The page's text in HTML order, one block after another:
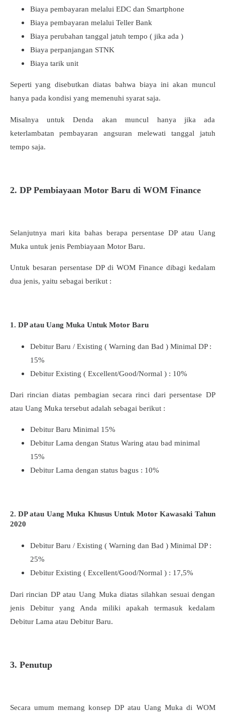
Biaya pembayaran melalui EDC dan Smartphone
Biaya pembayaran melalui Teller Bank
Biaya perubahan tanggal jatuh tempo ( jika ada )
Biaya perpanjangan STNK
Biaya tarik unit
Seperti yang disebutkan diatas bahwa biaya ini akan muncul
hanya pada kondisi yang memenuhi syarat saja.
Misalnya untuk Denda akan muncul hanya jika ada
keterlambatan pembayaran angsuran melewati tanggal jatuh
tempo saja.
2. DP Pembiayaan Motor Baru di WOM Finance
Selanjutnya mari kita bahas berapa persentase DP atau Uang
Muka untuk jenis Pembiayaan Motor Baru.
Untuk besaran persentase DP di WOM Finance dibagi kedalam
dua jenis, yaitu sebagai berikut :
1. DP atau Uang Muka Untuk Motor Baru
Debitur Baru / Existing ( Warning dan Bad ) Minimal DP :
15%
Debitur Existing ( Excellent/Good/Normal ) : 10%
Dari rincian diatas pembagian secara rinci dari persentase DP
atau Uang Muka tersebut adalah sebagai berikut :
Debitur Baru Minimal 15%
Debitur Lama dengan Status Waring atau bad minimal
15%
Debitur Lama dengan status bagus : 10%
2. DP atau Uang Muka Khusus Untuk Motor Kawasaki Tahun
2020
Debitur Baru / Existing ( Warning dan Bad ) Minimal DP :
25%
Debitur Existing ( Excellent/Good/Normal ) : 17,5%
Dari rincian DP atau Uang Muka diatas silahkan sesuai dengan
jenis Debitur yang Anda miliki apakah termasuk kedalam
Debitur Lama atau Debitur Baru.
3. Penutup
Secara umum memang konsep DP atau Uang Muka di WOM